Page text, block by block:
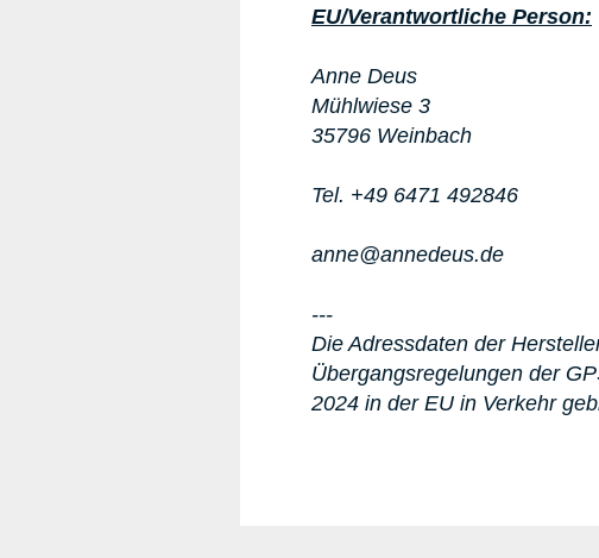
EU/Verantwortliche Person:
Anne Deus
Mühlwiese 3
35796 Weinbach
Tel. +49 6471 492846
anne@annedeus.de
---
Die Adressdaten der
Übergangsregelungen der
2024 in der EU in Verkehr